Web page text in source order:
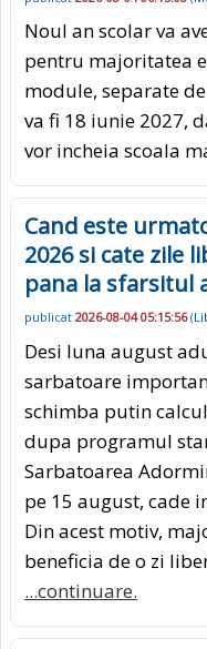
Noul an scolar va
pentru majoritatea
module, separate
va fi 18 iunie 2027,
vor incheia scoala
Cand este
2026 si cate zile
pana la sfarsitul
publicat 2026-08-04 05:15:56(
Desi luna august
sarbatoare
schimba putin
dupa programul
Sarbatoarea
pe 15 august, cade
Din acest motiv,
beneficia de o zi
...continuare.